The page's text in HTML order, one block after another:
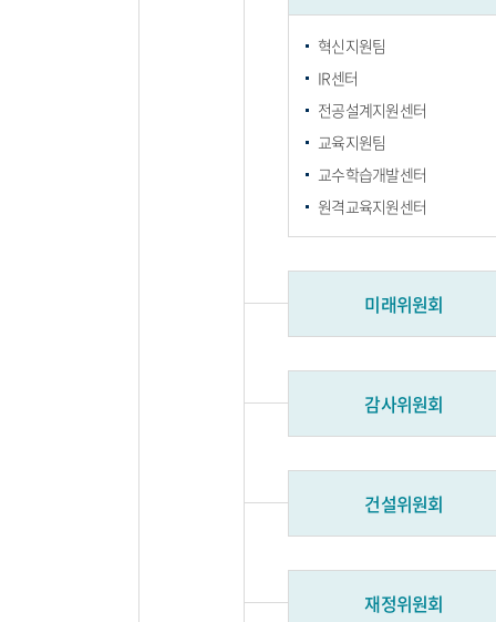
혁신지원팀
IR센터
전공설계지원센터
교육지원팀
교수학습개발센터
원격교육지원센터
미래위원회
감사위원회
건설위원회
재정위원회